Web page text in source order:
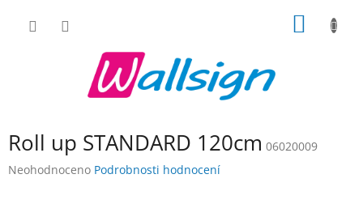
Roll up STANDARD 120cm 06020009
Průměrné
Neohodnoceno Podrobnosti hodnocení